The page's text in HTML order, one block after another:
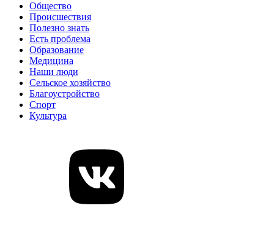
Общество
Происшествия
Полезно знать
Есть проблема
Образование
Медицина
Наши люди
Сельское хозяйство
Благоустройство
Спорт
Культура